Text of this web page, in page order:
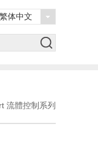
繁体中文
流體控制系列